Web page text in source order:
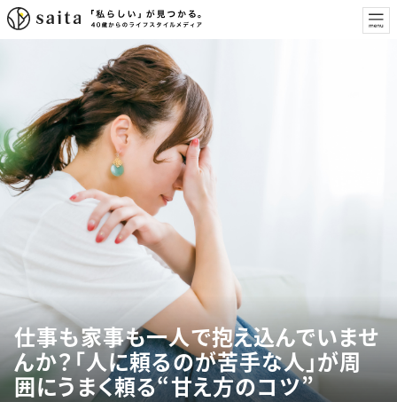
仕事も家事も一人で抱え込んでいませ
んか？「人に頼るのが苦手な人」が周
囲にうまく頼る“甘え方のコツ”